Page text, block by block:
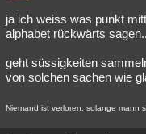
ja ich weiss was punkt
alphabet rückwärts
geht süssigkeiten
von solchen sachen wie
Niemand ist verloren, solange mann